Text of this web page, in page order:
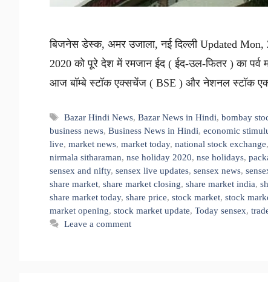
बिजनेस डेस्क, अमर उजाला, नई दिल्ली Updated
2020 को पूरे देश में रमजान ईद ( ईद-उल-फितर ) का पर्व
आज बॉम्बे स्टॉक एक्सचेंज ( BSE ) और नेशनल स्टॉक
Tags
Bazar Hindi News,Bazar News in Hindi,bombay
business news, Business News in Hindi, economic
live, market news, market today, national stock exchange,
nirmala sitharaman, nse holiday 2020, nse holidays,
sensex and nifty, sensex live updates, sensex news,
share market, share market closing, share market india,
share market today, share price, stock market, stock
market opening, stock market update, Today sensex,
Leave a comment